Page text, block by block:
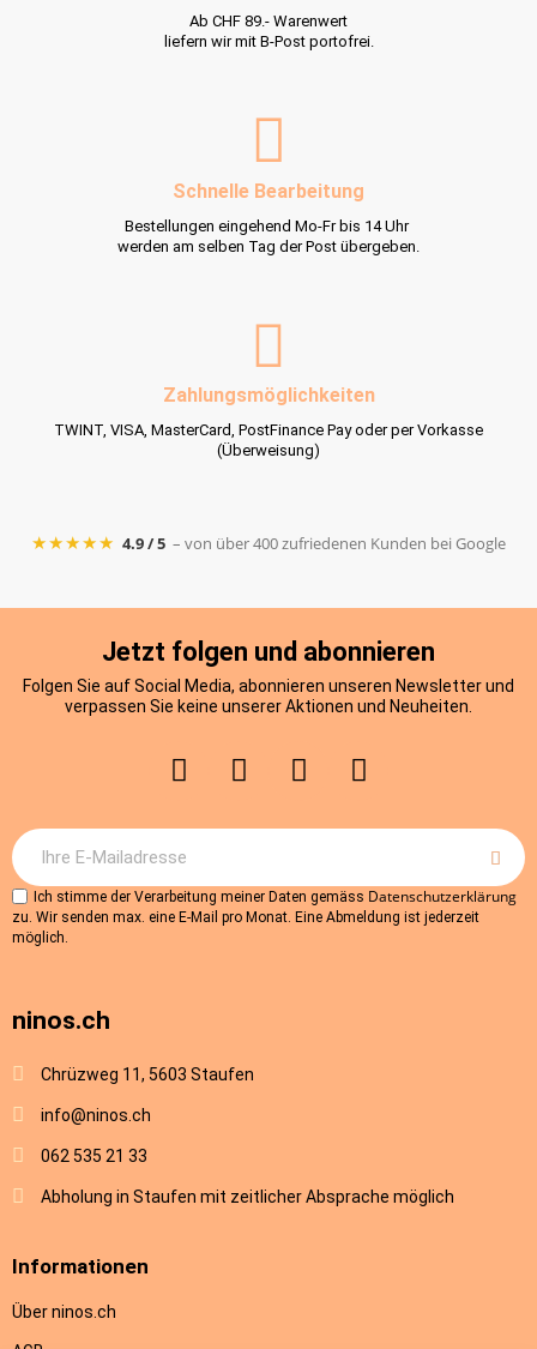
Ab CHF 89.- Warenwert
liefern wir mit B-Post portofrei.
Schnelle Bearbeitung
Bestellungen eingehend Mo-Fr bis 14 Uhr
werden am selben Tag der Post übergeben.
Zahlungsmöglichkeiten
TWINT, VISA, MasterCard, PostFinance Pay oder per Vorkasse
(Überweisung)
★★★★★ 4.9 / 5 – von über 400 zufriedenen Kunden bei Google
Jetzt folgen und abonnieren
Folgen Sie auf Social Media, abonnieren unseren Newsletter und
verpassen Sie keine unserer Aktionen und Neuheiten.
Ich stimme der Verarbeitung meiner Daten gemäss Datenschutzerklärung
zu. Wir senden max. eine E-Mail pro Monat. Eine Abmeldung ist jederzeit
möglich.
ninos.ch
Chrüzweg 11, 5603 Staufen
info@ninos.ch
062 535 21 33
Abholung in Staufen mit zeitlicher Absprache möglich
Informationen
Über ninos.ch